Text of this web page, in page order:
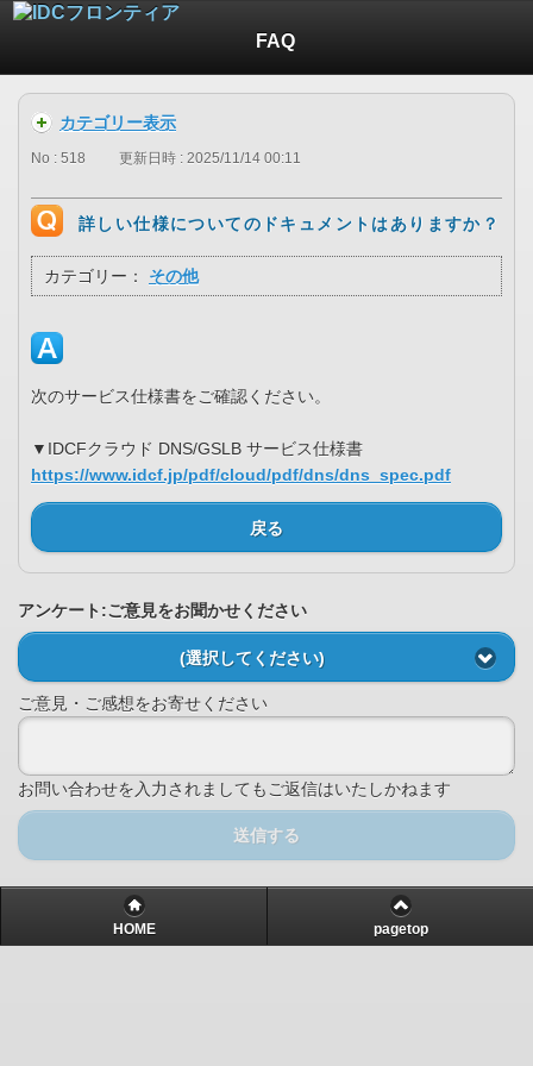
FAQ
カテゴリー表示
No : 518 更新日時 : 2025/11/14 00:11
詳しい仕様についてのドキュメントはありますか？
カテゴリー： その他
次のサービス仕様書をご確認ください。
▼IDCFクラウド DNS/GSLB サービス仕様書
https://www.idcf.jp/pdf/cloud/pdf/dns/dns_spec.pdf
戻る
アンケート:ご意見をお聞かせください
(選択してください)
ご意見・ご感想をお寄せください
お問い合わせを入力されましてもご返信はいたしかねます
送信する
HOME pagetop